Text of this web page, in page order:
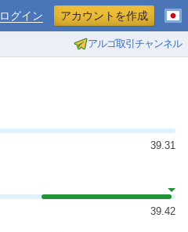
アルゴ取引チャンネル
ログイン アカウントを作成
39.31
39.42